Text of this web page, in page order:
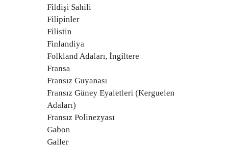
Fildişi Sahili
Filipinler
Filistin
Finlandiya
Folkland Adaları, İngiltere
Fransa
Fransız Guyanası
Fransız Güney Eyaletleri (Kerguelen
Adaları)
Fransız Polinezyası
Gabon
Galler